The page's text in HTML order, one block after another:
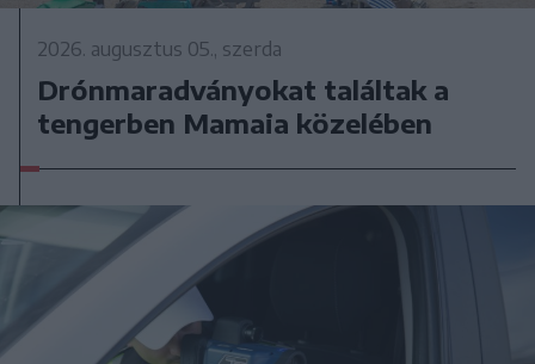
2026. augusztus 05., szerda
Drónmaradványokat találtak a
tengerben Mamaia közelében